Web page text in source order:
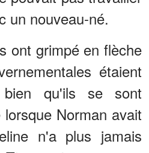
un nouveau-né.
ont grimpé en flèche
étaient
bien qu'ils se sont
Norman avait
n'a plus jamais